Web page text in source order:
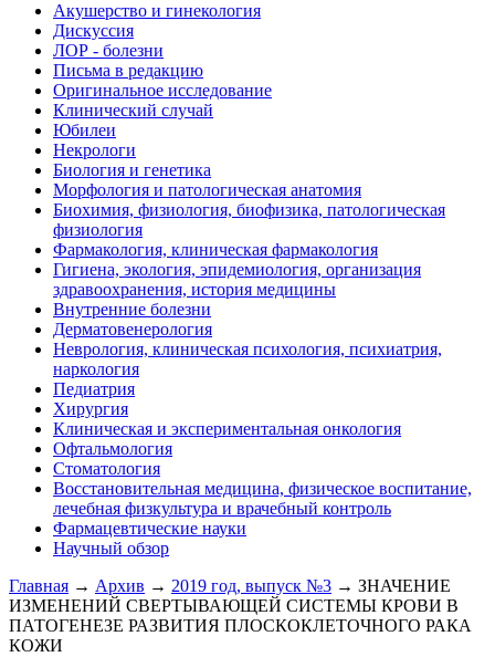
Акушерство и гинекология
Дискуссия
ЛОР - болезни
Письма в редакцию
Оригинальное исследование
Клинический случай
Юбилеи
Некрологи
Биология и генетика
Морфология и патологическая анатомия
Биохимия, физиология, биофизика, патологическая
физиология
Фармакология, клиническая фармакология
Гигиена, экология, эпидемиология, организация
здравоохранения, история медицины
Внутренние болезни
Дерматовенерология
Неврология, клиническая психология, психиатрия,
наркология
Педиатрия
Хирургия
Клиническая и экспериментальная онкология
Офтальмология
Стоматология
Восстановительная медицина, физическое воспитание,
лечебная физкультура и врачебный контроль
Фармацевтические науки
Научный обзор
Главная → Архив → 2019 год, выпуск №3 → ЗНАЧЕНИЕ
ИЗМЕНЕНИЙ СВЕРТЫВАЮЩЕЙ СИСТЕМЫ КРОВИ В
ПАТОГЕНЕЗЕ РАЗВИТИЯ ПЛОСКОКЛЕТОЧНОГО РАКА
КОЖИ